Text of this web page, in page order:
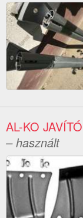
AL-KO
– használt